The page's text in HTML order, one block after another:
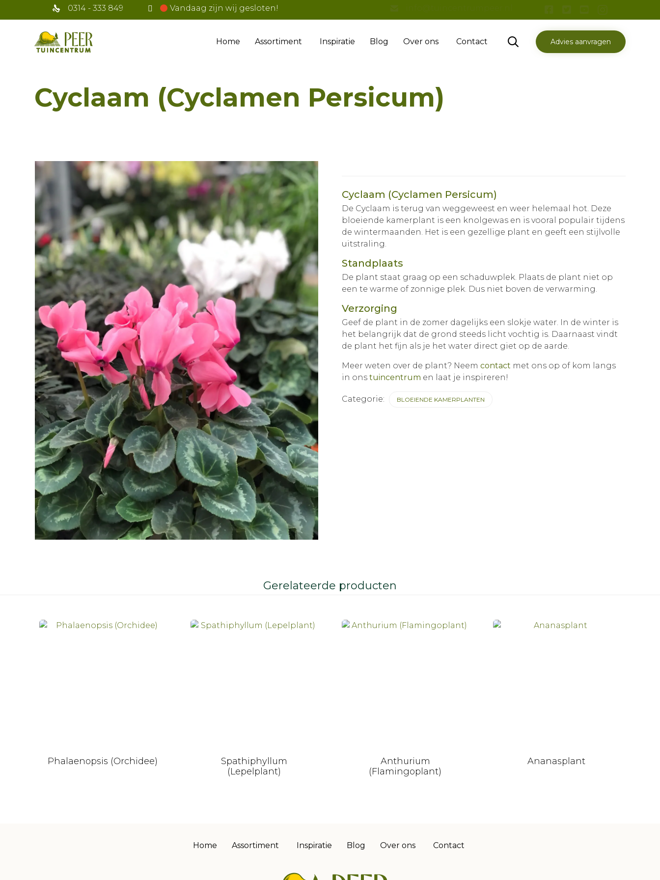
0314 - 333 849 Vandaag zijn wij gesloten!
Skip
Home Assortiment Inspiratie Blog Over ons Contact  Advies aanvragen
Cyclaam (Cyclamen Persicum)
Cyclaam (Cyclamen Persicum)
De Cyclaam is terug van weggeweest en weer helemaal hot. Deze
bloeiende kamerplant is een knolgewas en is vooral populair tijdens
de wintermaanden. Het is een gezellige plant en geeft een stijlvolle
uitstraling.
Standplaats
De plant staat graag op een schaduwplek. Plaats de plant niet op
een te warme of zonnige plek. Dus niet boven de verwarming.
Verzorging
Geef de plant in de zomer dagelijks een slokje water. In de winter is
het belangrijk dat de grond steeds licht vochtig is. Daarnaast vindt
de plant het fijn als je het water direct giet op de aarde.
Meer weten over de plant? Neemcontact met ons op of kom langs
in onstuincentrum en laat je inspireren!
Categorie: BLOEIENDE KAMERPLANTEN
Gerelateerde producten
Phalaenopsis (Orchidee)
Spathiphyllum
(Lepelplant)
Anthurium
(Flamingoplant)
Ananasplant
Home Assortiment Inspiratie Blog Over ons Contact